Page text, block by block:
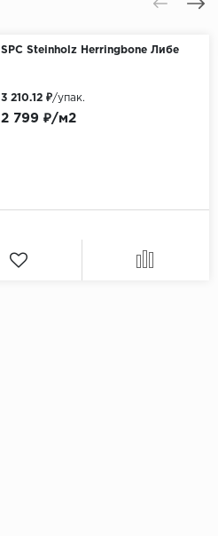
SPC Steinholz Herringbone Либе
2 799 ₽/м2
3 210.12 ₽/упак.